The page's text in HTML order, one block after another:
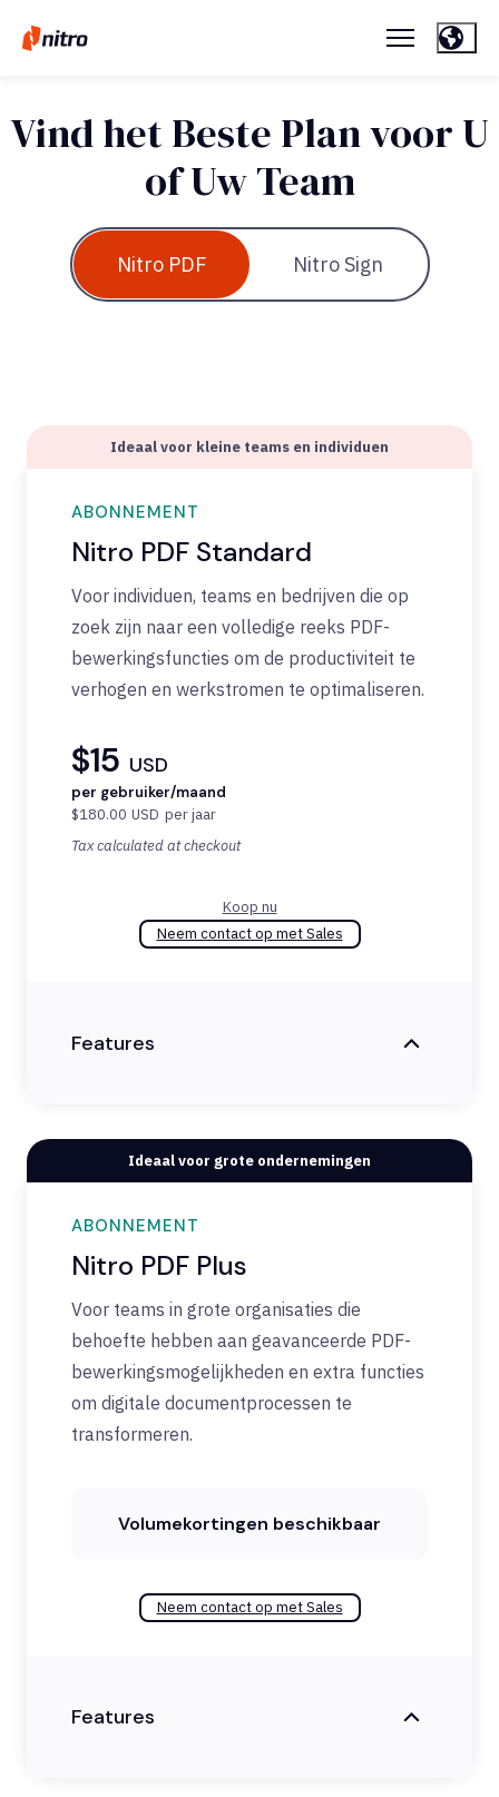
Vind het Beste Plan voor U
of Uw Team
Nitro PDF Nitro Sign
Ideaal voor kleine teams en individuen
ABONNEMENT
Nitro PDF Standard
Voor individuen, teams en bedrijven die op
zoek zijn naar een volledige reeks PDF-
bewerkingsfuncties om de productiviteit te
verhogen en werkstromen te optimaliseren.
$15 USD
per gebruiker/maand
$180.00 USD per jaar
Tax calculated at checkout
Koop nu
Neem contact op met Sales
Features
Ideaal voor grote ondernemingen
ABONNEMENT
Nitro PDF Plus
Voor teams in grote organisaties die
behoefte hebben aan geavanceerde PDF-
bewerkingsmogelijkheden en extra functies
om digitale documentprocessen te
transformeren.
Volumekortingen beschikbaar
Neem contact op met Sales
Features